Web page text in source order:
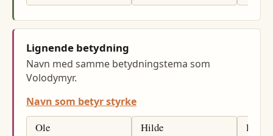
Lignende betydning
Navn med samme betydningstema som
Volodymyr.
Navn som betyr styrke
Ole Hilde Eirik